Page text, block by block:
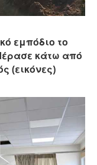
εμπόδιο το
κάτω από
(εικόνες)